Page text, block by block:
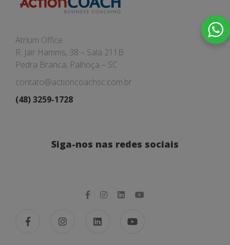
Atrium Office
R. Jair Hamms, 38 – Sala 211B
Pedra Branca, Palhoça – SC
contato@actioncoachsc.com.br
(48) 3259-1728
Siga-nos nas redes sociais